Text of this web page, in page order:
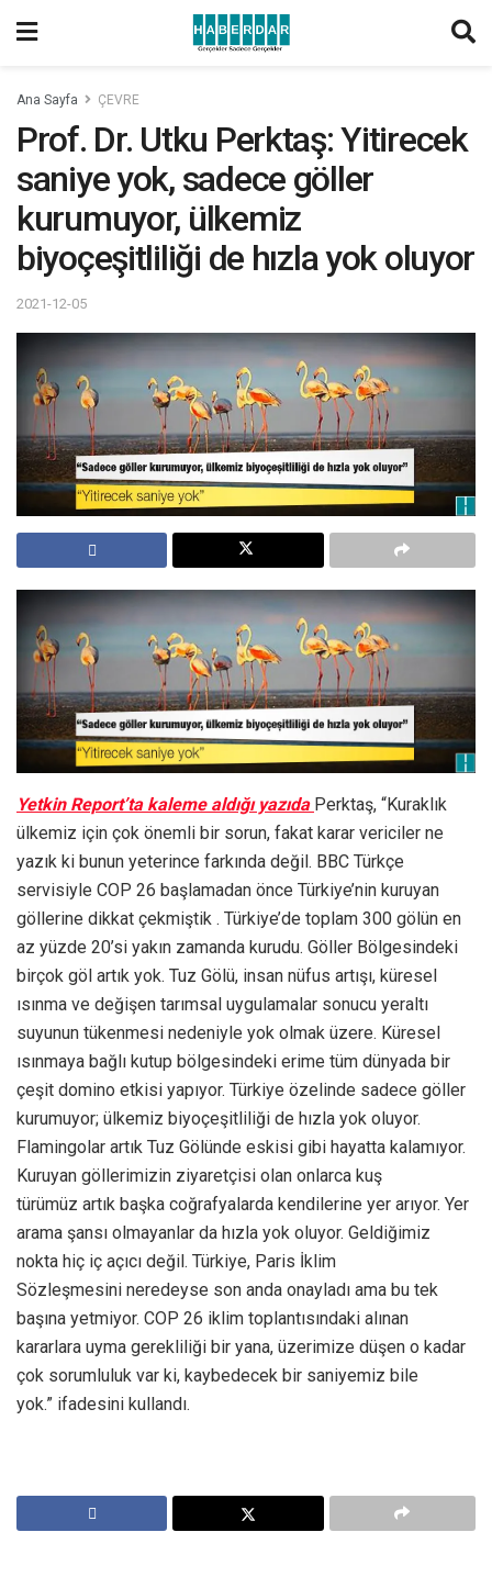
Ana Sayfa ÇEVRE
Prof. Dr. Utku Perktaş: Yitirecek
saniye yok, sadece göller
kurumuyor, ülkemiz
biyoçeşitliliği de hızla yok oluyor
2021-12-05
Yetkin Report’ta kaleme aldığı yazıda Perktaş, “Kuraklık
ülkemiz için çok önemli bir sorun, fakat karar vericiler ne
yazık ki bunun yeterince farkında değil. BBC Türkçe
servisiyle COP 26 başlamadan önce Türkiye’nin kuruyan
göllerine dikkat çekmiştik . Türkiye’de toplam 300 gölün en
az yüzde 20’si yakın zamanda kurudu. Göller Bölgesindeki
birçok göl artık yok. Tuz Gölü, insan nüfus artışı, küresel
ısınma ve değişen tarımsal uygulamalar sonucu yeraltı
suyunun tükenmesi nedeniyle yok olmak üzere. Küresel
ısınmaya bağlı kutup bölgesindeki erime tüm dünyada bir
çeşit domino etkisi yapıyor. Türkiye özelinde sadece göller
kurumuyor; ülkemiz biyoçeşitliliği de hızla yok oluyor.
Flamingolar artık Tuz Gölünde eskisi gibi hayatta kalamıyor.
Kuruyan göllerimizin ziyaretçisi olan onlarca kuş
türümüz artık başka coğrafyalarda kendilerine yer arıyor. Yer
arama şansı olmayanlar da hızla yok oluyor. Geldiğimiz
nokta hiç iç açıcı değil. Türkiye, Paris İklim
Sözleşmesini neredeyse son anda onayladı ama bu tek
başına yetmiyor. COP 26 iklim toplantısındaki alınan
kararlara uyma gerekliliği bir yana, üzerimize düşen o kadar
çok sorumluluk var ki, kaybedecek bir saniyemiz bile
yok.” ifadesini kullandı.